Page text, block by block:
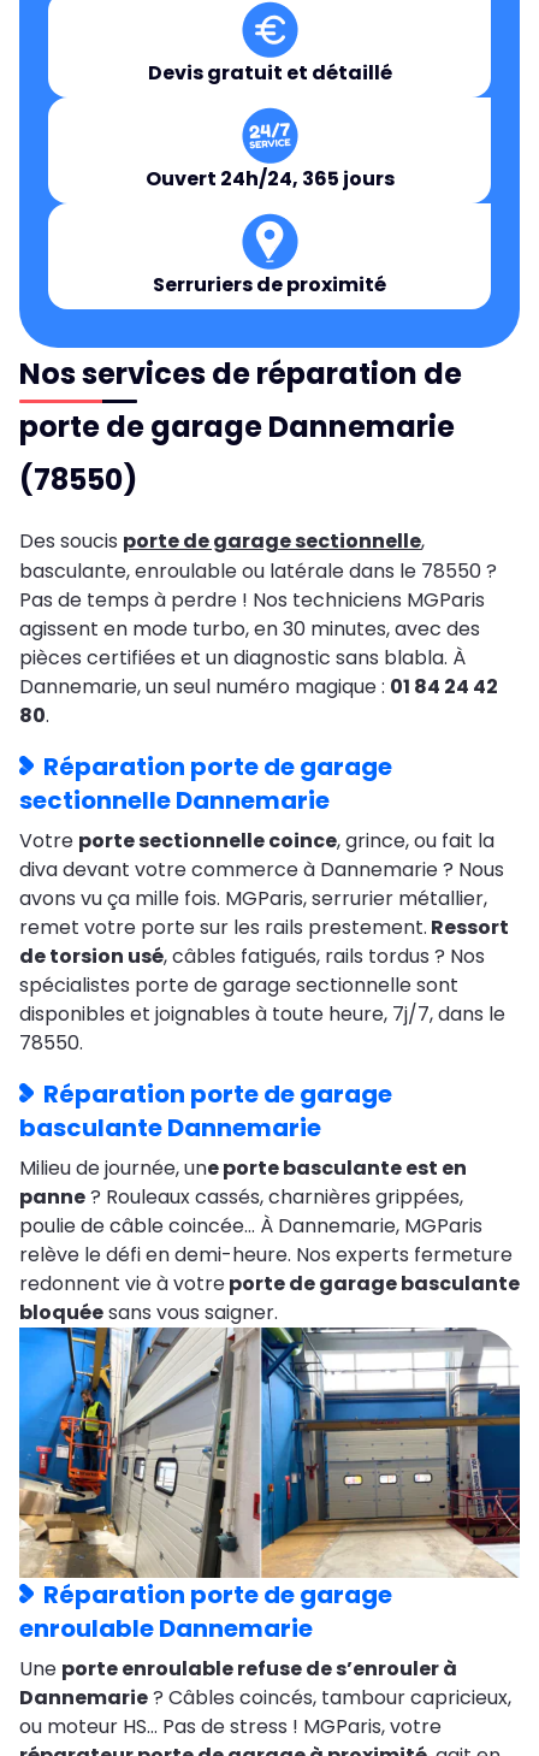
Devis gratuit et détaillé
Ouvert 24h/24, 365 jours
Serruriers de proximité
Nos services de réparation de
porte de garage Dannemarie
(78550)
Des soucis porte de garage sectionnelle,
basculante, enroulable ou latérale dans le 78550 ?
Pas de temps à perdre ! Nos techniciens MGParis
agissent en mode turbo, en 30 minutes, avec des
pièces certifiées et un diagnostic sans blabla. À
Dannemarie, un seul numéro magique : 01 84 24 42
80.
Réparation porte de garage
sectionnelle Dannemarie
Votre porte sectionnelle coince, grince, ou fait la
diva devant votre commerce à Dannemarie ? Nous
avons vu ça mille fois. MGParis, serrurier métallier,
remet votre porte sur les rails prestement. Ressort
de torsion usé, câbles fatigués, rails tordus ? Nos
spécialistes porte de garage sectionnelle sont
disponibles et joignables à toute heure, 7j/7, dans le
78550.
Réparation porte de garage
basculante Dannemarie
Milieu de journée, une porte basculante est en
panne? Rouleaux cassés, charnières grippées,
poulie de câble coincée… À Dannemarie, MGParis
relève le défi en demi-heure. Nos experts fermeture
redonnent vie à votreporte de garage basculante
bloquéesans vous saigner.
Réparation porte de garage
enroulable Dannemarie
Une porte enroulable refuse de s’enrouler à
Dannemarie? Câbles coincés, tambour capricieux,
ou moteur HS… Pas de stress ! MGParis, votre